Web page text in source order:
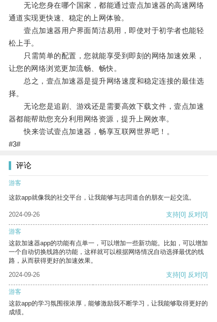
无论您身在哪个国家，都能通过壹点加速器的高速网络
通道实现更快速、稳定的上网体验。
壹点加速器用户界面简洁易用，即使对于初学者也能轻
松上手。
只需简单的配置，您就能享受到即刻的网络加速效果，
让您的网络浏览更加流畅、畅快。
总之，壹点加速器是提升网络速度和稳定连接的最佳选
择。
无论您是追剧、游戏还是需要高效下载文件，壹点加速
器都能帮助您充分利用网络资源，提升上网效率。
快来尝试壹点加速器，畅享互联网世界吧！。
#3#
评论
游客
这款app就像我的社交平台，让我能够与志同道合的朋友一起交流。
2024-09-26 支持[0] 反对[0]
游客
这款加速器app的功能有点单一，可以增加一些新功能。比如，可以增加
一个自动切换线路的功能，这样就可以根据网络情况自动选择最优的线
路，从而获得更好的加速效果。
2024-09-26
支持[0] 反对[0]
游客
这款app的学习氛围很浓厚，能够激励我不断学习，让我能够取得更好的
成绩。